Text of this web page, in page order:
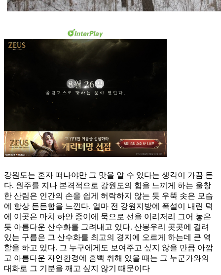
강원도는 혼자 떠나야만 그 맛을 알 수 있다는 생각이 가끔 든
다. 원주를 지나 본격적으로 강원도의 힘을 느끼게 하는 울창
한 산림은 인간의 손을 쉽게 허락하지 않는 듯 우뚝 솟은 모습
에 항상 든든함을 느낀다. 얼마 전 강원지방에 폭설이 내린 덕
에 이곳은 마치 하얀 종이에 묵으로 선을 이리저리 그어 놓은
듯 아름다운 산수화를 그려내고 있다. 산봉우리 곳곳에 걸려
있는 구름은 그 산수화를 최고의 경지에 오르게 하는데 큰 역
할을 하고 있다. 그 누구에게도 보여주고 싶지 않을 만큼 아깝
고 아름다운 자연환경에 흠뻑 취해 있을 때는 그 누군가와의
대화로 그 기분을 깨고 싶지 않기 때문이다